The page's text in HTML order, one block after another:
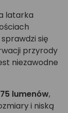
latarka
się
przyrody
niezawodne
lumenów,
i niską